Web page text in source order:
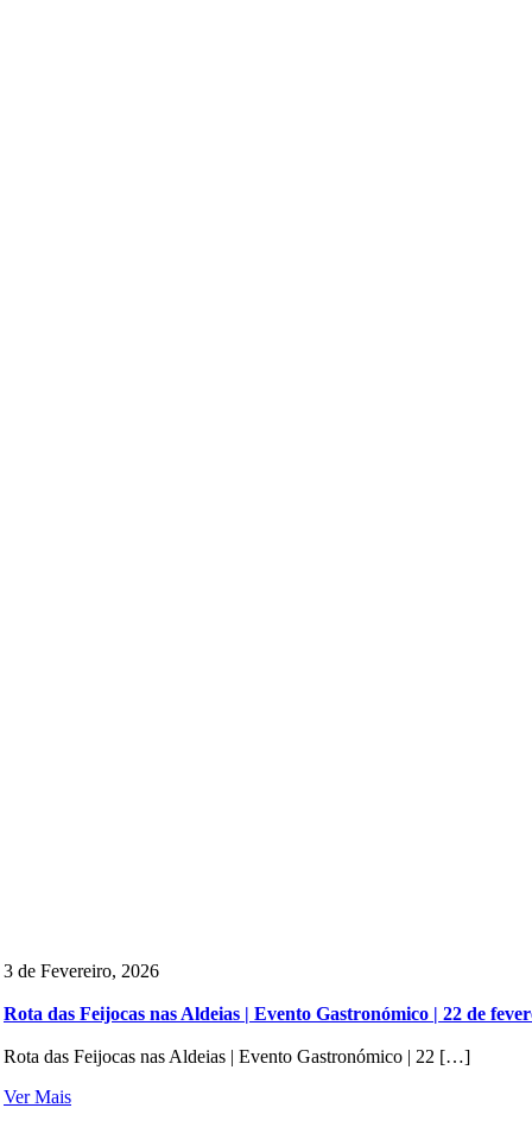
3 de Fevereiro, 2026
Rota das Feijocas nas Aldeias | Evento Gastronómico | 22 de
Rota das Feijocas nas Aldeias | Evento Gastronómico | 22 […]
Ver Mais